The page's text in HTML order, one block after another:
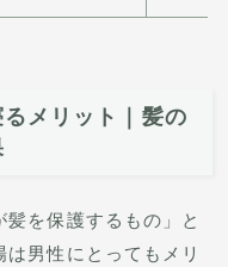
メリット｜髪の
を保護するもの」と
男性にとってもメリ